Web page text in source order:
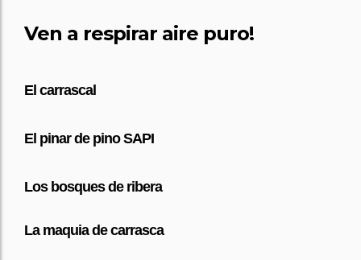
Ven a respirar aire puro!
El carrascal
El pinar de pino SAPI
Los bosques de ribera
La maquia de carrasca